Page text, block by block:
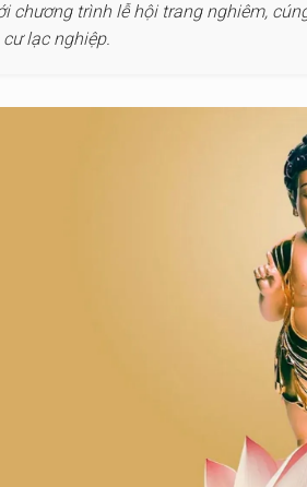
chương trình lễ hội trang nghiêm,
lạc nghiệp.